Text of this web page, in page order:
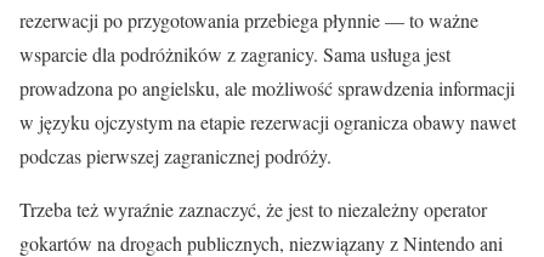
rezerwacji po przygotowania przebiega płynnie — to ważne
wsparcie dla podróżników z zagranicy. Sama usługa jest
prowadzona po angielsku, ale możliwość sprawdzenia informacji
w języku ojczystym na etapie rezerwacji ogranicza obawy nawet
podczas pierwszej zagranicznej podróży.
Trzeba też wyraźnie zaznaczyć, że jest to niezależny operator
gokartów na drogach publicznych, niezwiązany z Nintendo ani